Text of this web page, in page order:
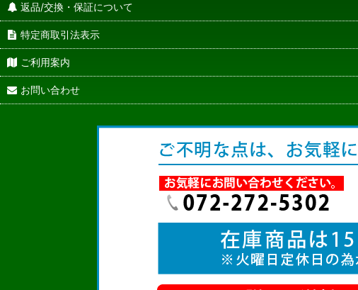
返品/交換・保証について
特定商取引法表示
ご利用案内
お問い合わせ